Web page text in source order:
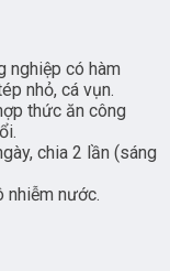
nghiệp có hàm
nhỏ, cá vụn.
thức ăn công
chia 2 lần (sáng
nhiễm nước.